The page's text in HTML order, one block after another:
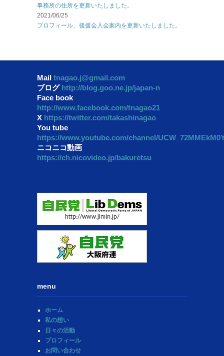
事務所の住所を更新いたしました。
2021/06/25
プロフィール、後援会入会案内を更新いたしました。
Mail tnagao.j@gmail.com
ブログ http://blog.goo.ne.jp/japan-n
Face book
http://www.facebook.com/tnagao21
X https://twitter.com/takashinagao
You tube
https://www.youtube.com/channel/
ニコニコ動画
https://ch.nicovideo.jp/bakuretsu
menu
ホーム
私の想い
日々の活動
プロフィール
お問い合わせ